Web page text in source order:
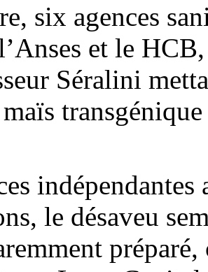
six agences
et le
Séralini
indépendantes
le désaveu